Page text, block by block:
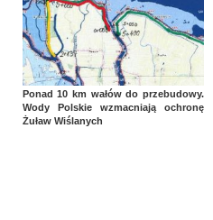
Ponad 10 km wałów do przebudowy.
Wody Polskie wzmacniają ochronę
Żuław Wiślanych